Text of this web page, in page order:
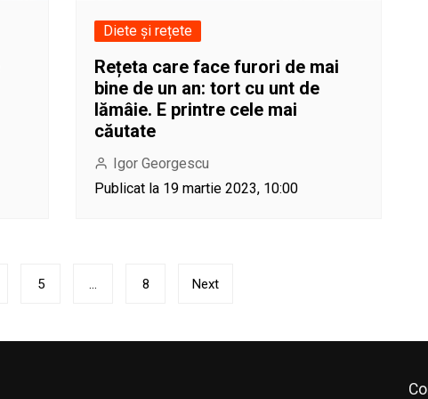
Diete și rețete
Rețeta care face furori de mai
bine de un an: tort cu unt de
lămâie. E printre cele mai
căutate
Igor Georgescu
Publicat la 19 martie 2023, 10:00
5 8 Next